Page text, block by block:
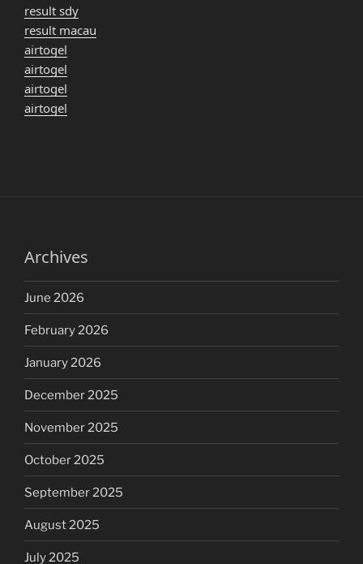
result sdy
result macau
airtogel
airtogel
airtogel
airtogel
Archives
June 2026
February 2026
January 2026
December 2025
November 2025
October 2025
September 2025
August 2025
July 2025